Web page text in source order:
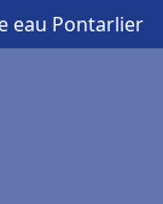
eau Pontarlier